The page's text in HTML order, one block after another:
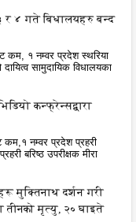
र ४ गते बिधालयहरु बन्द
कम, १ नम्वर प्रदेश स्थरिया
सामुदायिक विधालयका
कन्फ्रेन्सद्वारा
कम,१ नम्वर प्रदेश प्रहरी
बरिष्ठ उपरीक्षक मीरा
मुक्तिनाथ दर्शन गरी
तीनको मृत्यु, २० घाइते